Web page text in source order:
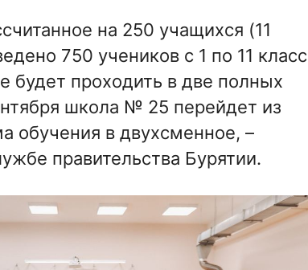
на 250 учащихся (11
750 учеников с 1 по 11 класс
будет проходить в две полных
школа № 25 перейдет из
обучения в двухсменное, –
правительства Бурятии.